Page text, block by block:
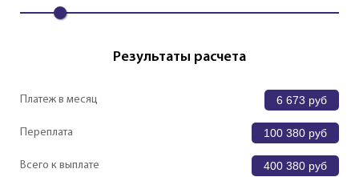
Результаты расчета
Платеж в месяц 6 673 руб
Переплата 100 380 руб
Всего к выплате 400 380 руб